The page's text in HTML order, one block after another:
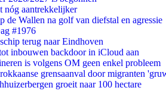
nóg aantrekkelijker
de Wallen na golf van diefstal en agressie
#1976
terug naar Eindhoven
inbouwen backdoor in iCloud aan
is volgens OM geen enkel probleem
grensaanval door migranten
groeit naar 100 hectare